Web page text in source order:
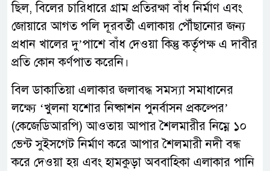
ছিল, বিলের চারিধারে গ্রাম প্রতিরক্ষা বাঁধ নির্মাণ এবং
জোয়ারে আগত পলি দূরবর্তী এলাকায় পৌঁছানোর জন্য
প্রধান খালের দু’পাশে বাঁধ দেওয়া কিন্তু কর্তৃপক্ষ এ দাবীর
প্রতি কোন কর্ণপাত করেনি।
বিল ডাকাতিয়া এলাকার জলাবদ্ধ সমস্যা সমাধানের
লক্ষ্যে ‘খুলনা যশোর নিষ্কাশন পুনর্বাসন প্রকল্পের’
(কেজেডিআরপি) আওতায় আপার শৈলমারীর নিম্নে ১০
ভেন্ট সুইসগেট নির্মাণ করে আপার শৈলমারী নদী বন্ধ
করে দেওয়া হয় এবং হামকুড়া অববাহিকা এলাকার পানি